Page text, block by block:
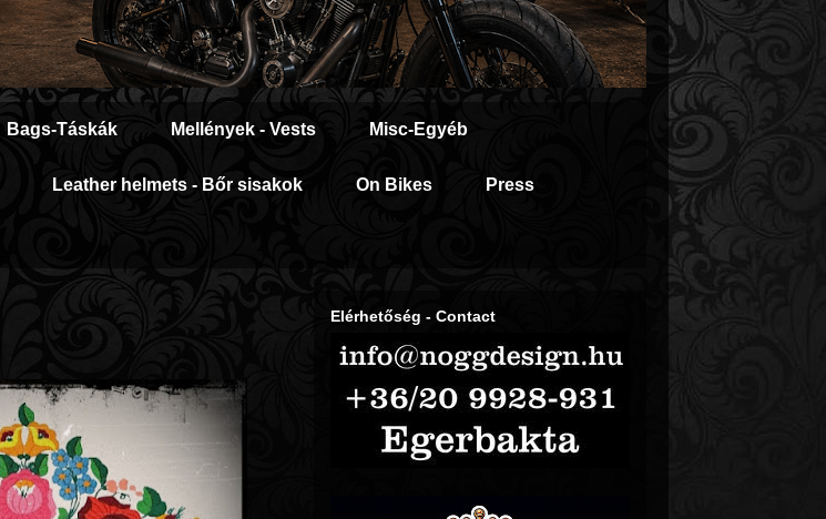
Bags-Táskák Mellények - Vests Misc-Egyéb
Leather helmets - Bőr sisakok On Bikes Press
Elérhetőség - Contact